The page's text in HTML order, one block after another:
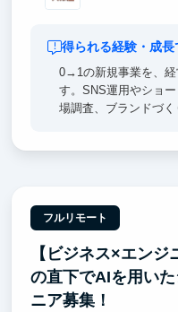
得られる経験・成長
0→1の新規事業を、経
す。SNS運用やショ
場調査、ブランドづく
フルリモート
【ビジネス×エン
の直下でAIを用い
ニア募集！